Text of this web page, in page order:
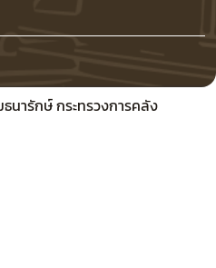
นารักษ์ กระทรวงการคลัง